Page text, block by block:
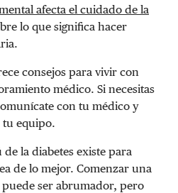
afecta el cuidado de la
lo que significa hacer
consejos para vivir con
médico. Si necesitas
con tu médico y
tu equipo.
la diabetes existe para
de lo mejor. Comenzar una
ser abrumador, pero